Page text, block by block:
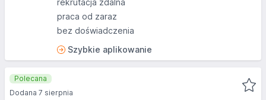
rekrutacja zdalna
praca od zaraz
bez doświadczenia
Szybkie aplikowanie
Polecana
Dodana 7 sierpnia